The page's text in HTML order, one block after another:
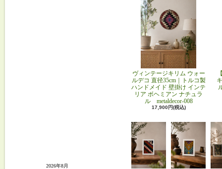
2026年8月
ヴィンテージキリム ウォー
ルデコ 直径35cm｜トルコ製
ハンドメイド 壁掛け インテ
リア ボヘミアン ナチュラ
ル metaldecor-008
17,900円(税込)